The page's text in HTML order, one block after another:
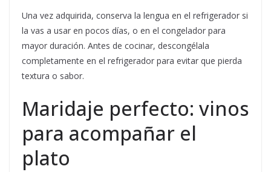
Una vez adquirida, conserva la lengua en el refrigerador si
la vas a usar en pocos días, o en el congelador para
mayor duración. Antes de cocinar, descongélala
completamente en el refrigerador para evitar que pierda
textura o sabor.
Maridaje perfecto: vinos
para acompañar el
plato